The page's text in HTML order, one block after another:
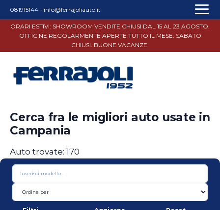
081915144 - info@ferrajoliauto.it
ORARI ESTIVI: SHOWROOM VENDITE CHIUSI DAL 15 AL 23 AGOSTO.
OFFICINE REGOLARMENTE APERTE TUTTO IL MESE. SABATO
CHIUSI. BUONE VACANZE!
Cerca fra le migliori auto usate in
Campania
Auto trovate: 170